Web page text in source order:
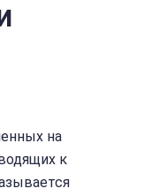
на
к